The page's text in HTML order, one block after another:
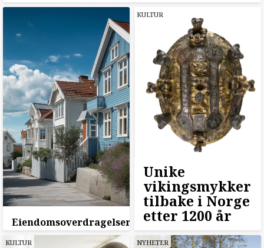
Eiendomsoverdragelser
KULTUR
Unike
vikingsmykker
tilbake i Norge
etter 1200 år
KULTUR NYHETER